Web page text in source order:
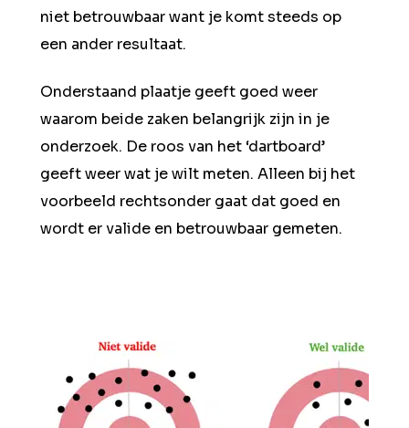
niet betrouwbaar want je komt steeds op
een ander resultaat.
Onderstaand plaatje geeft goed weer
waarom beide zaken belangrijk zijn in je
onderzoek. De roos van het ‘dartboard’
geeft weer wat je wilt meten. Alleen bij het
voorbeeld rechtsonder gaat dat goed en
wordt er valide en betrouwbaar gemeten.